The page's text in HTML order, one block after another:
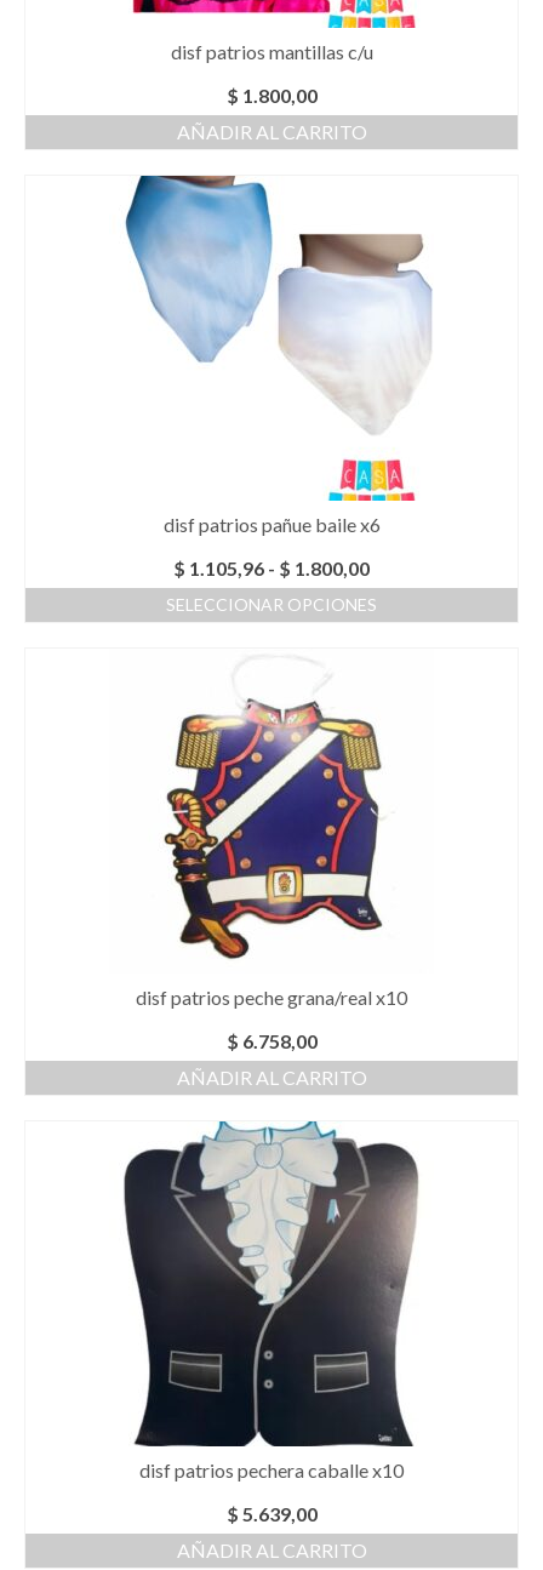
disf patrios mantillas c/u
$ 1.800,00
AÑADIR AL CARRITO
disf patrios pañue baile x6
$ 1.105,96 - $ 1.800,00Rango
de
precios:
SELECCIONAR OPCIONES
producto
múltiples
variantes.
Las
opciones
se
pueden
en
la
página
disf patrios peche grana/real x10
$ 6.758,00
AÑADIR AL CARRITO
disf patrios pechera caballe x10
$ 5.639,00
AÑADIR AL CARRITO